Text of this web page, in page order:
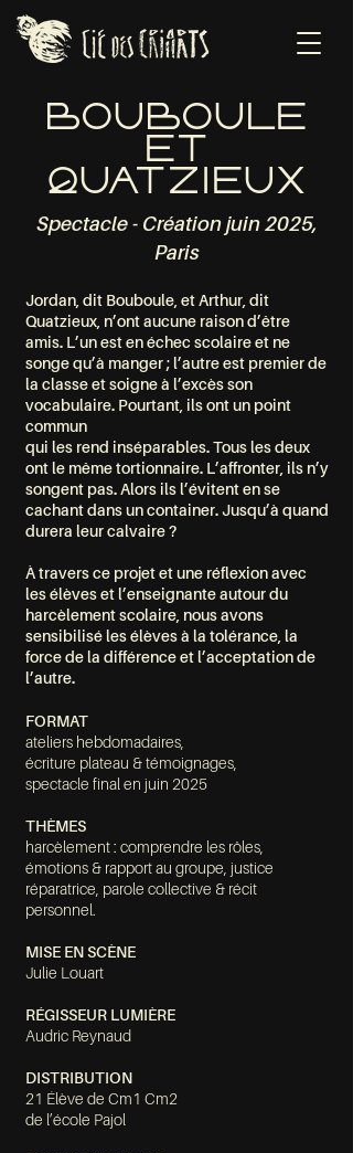
BOUBOULE
ET
QUATZIEUX
Spectacle - Création juin 2025,
Paris
Jordan, dit Bouboule, et Arthur, dit
Quatzieux, n’ont aucune raison d’être
amis. L’un est en échec scolaire et ne
songe qu’à manger ; l’autre est premier de
la classe et soigne à l’excès son
vocabulaire. Pourtant, ils ont un point
commun
qui les rend inséparables. Tous les deux
ont le même tortionnaire. L’affronter, ils n’y
songent pas. Alors ils l’évitent en se
cachant dans un container. Jusqu’à quand
durera leur calvaire ?
À travers ce projet et une réflexion avec
les élèves et l’enseignante autour du
harcèlement scolaire, nous avons
sensibilisé les élèves à la tolérance, la
force de la différence et l’acceptation de
l’autre.
FORMAT
ateliers hebdomadaires,
écriture plateau & témoignages,
spectacle final en juin 2025
THÈMES
harcèlement : comprendre les rôles,
émotions & rapport au groupe, justice
réparatrice, parole collective & récit
personnel.
MISE EN SCÈNE
Julie Louart
RÉGISSEUR LUMIÈRE
Audric Reynaud
DISTRIBUTION
21 Élève de Cm1 Cm2
de l’école Pajol